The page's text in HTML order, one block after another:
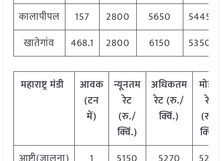
कालापीपल
157 2800 5650
5445
खातेगांव
468.1 2800 6150 5350
महाराष्ट्र मंडी
आवक
(टन
में)
न्यूनतम
रेट
(रु./
क्विं.)
अधिकतम
रेट (रु./
क्विं.)
मोडल
रेट
(रु./
क्विं.)